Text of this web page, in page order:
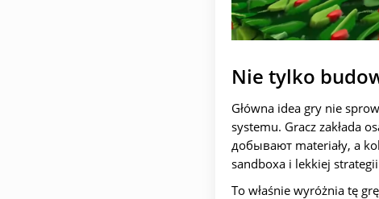
Nie tylko
Główna idea gry nie
systemu. Gracz zakłada
добывают materiały, a
sandboxa i lekkiej
To właśnie wyróżnia tę